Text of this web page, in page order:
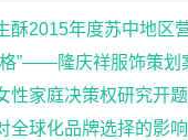
2015年度苏中地区营销
格”——隆庆祥服饰策划
性家庭决策权研究开
品牌选择的影响研究—基于中国青年消